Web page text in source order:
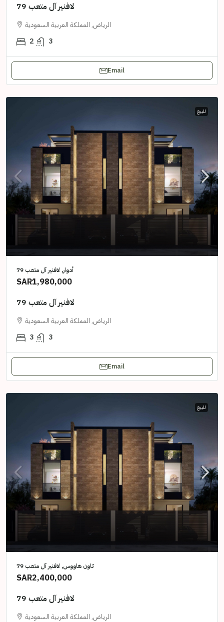
لافنير آل متعب 79
الرياض, المملكة العربية السعودية
2 3
Email
للبيع
أدوار, لافنير آل متعب 79
SAR1,980,000
لافنير آل متعب 79
الرياض, المملكة العربية السعودية
3 3
Email
للبيع
تاون هاووس, لافنير آل متعب 79
SAR2,400,000
لافنير آل متعب 79
الرياض, المملكة العربية السعودية